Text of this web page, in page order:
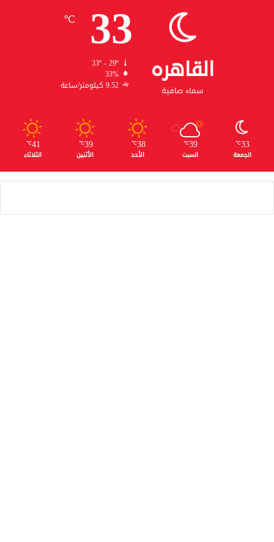
القاهره
سماء صافية
33
℃
33º - 29º
33%
9.52 كيلومتر/ساعة
33
℃
الجمعة
39
℃
السبت
38
℃
الأحد
39
℃
الأثنين
41
℃
الثلاثاء